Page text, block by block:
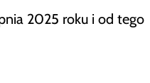
2025 roku i od tego